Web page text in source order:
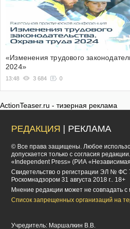
«Изменения трудового
2024»
13:48 3 684 0
ActionTeaser.ru - тизерная реклама
РЕДАКЦИЯ | РЕКЛАМА
© Все права защищены. Любое
допускается только с согласия
«Independent Press» (РИА
Cвидетельство о регистрации ЭЛ № ФС
Роскомнадзором 31 августа 2018 г.. 18+
Мнение редакции может не совпадать
Список запрещенных организаций на
Учредитель: Маршалкин В.В.